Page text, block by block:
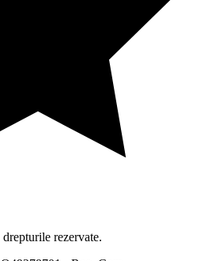
rezervate.